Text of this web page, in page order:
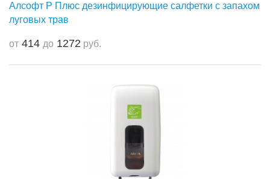
Алсофт Р Плюс дезинфицирующие салфетки с запахом
луговых трав
от 414 до 1272 руб.